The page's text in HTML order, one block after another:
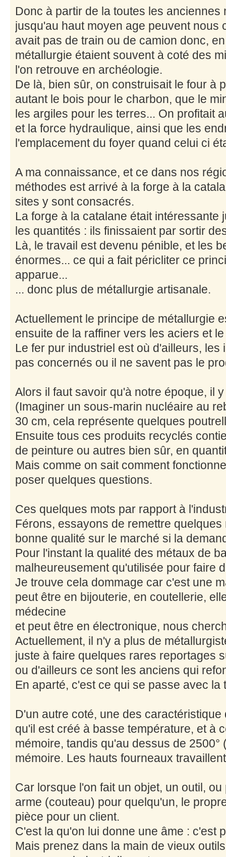
Donc à partir de la toutes les
jusqu'au haut moyen age peuvent nous
avait pas de train ou de camion donc,
métallurgie étaient souvent à coté des
l'on retrouve en archéologie.
De là, bien sûr, on construisait le four à
autant le bois pour le charbon, que le
les argiles pour les terres... On profitait
et la force hydraulique, ainsi que les
l'emplacement du foyer quand celui ci
A ma connaissance, et ce dans nos
méthodes est arrivé à la forge à la
sites y sont consacrés.
La forge à la catalane était intéressante
les quantités : ils finissaient par sortir
Là, le travail est devenu pénible, et les
énormes... ce qui a fait péricliter ce
apparue...
... donc plus de métallurgie artisanale.
Actuellement le principe de métallurgie
ensuite de la raffiner vers les aciers et
Le fer pur industriel est où d'ailleurs, les
pas concernés ou il ne savent pas le
Alors il faut savoir qu'à notre époque, il
(Imaginer un sous-marin nucléaire au
30 cm, cela représente quelques
Ensuite tous ces produits recyclés
de peinture ou autres bien sûr, en
Mais comme on sait comment
poser quelques questions.
Ces quelques mots par rapport à
Férons, essayons de remettre
bonne qualité sur le marché si la
Pour l'instant la qualité des métaux de
malheureusement qu'utilisée pour faire
Je trouve cela dommage car c'est une
peut être en bijouterie, en coutellerie,
médecine
et peut être en électronique, nous
Actuellement, il n'y a plus de
juste à faire quelques rares reportages
ou d'ailleurs ce sont les anciens qui
En aparté, c'est ce qui se passe avec la
D'un autre coté, une des
qu'il est créé à basse température, et à
mémoire, tandis qu'au dessus de 2500°
mémoire. Les hauts fourneaux
Car lorsque l'on fait un objet, un outil,
arme (couteau) pour quelqu'un, le
pièce pour un client.
C'est la qu'on lui donne une âme : c'est
Mais prenez dans la main de vieux